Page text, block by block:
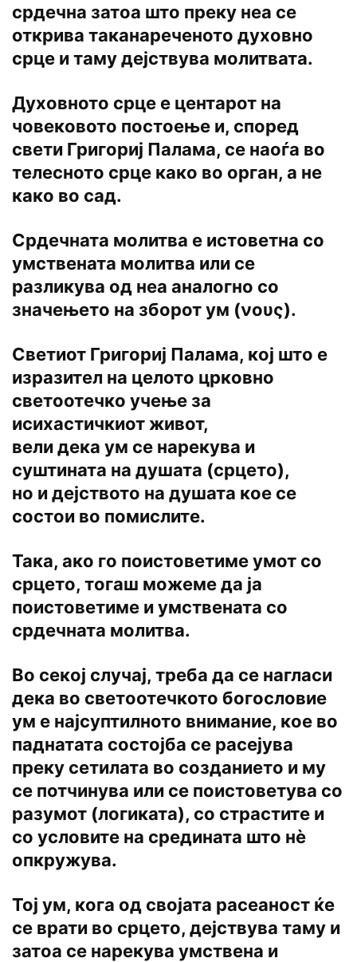
срдечна затоа што преку неа се
открива таканареченото духовно
срце и таму дејствува молитвата.
Духовното срце е центарот на
човековото постоење и, според
свети Григориј Палама, се наоѓа во
телесното срце како во орган, а не
како во сад.
Срдечната молитва е истоветна со
умствената молитва или се
разликува од неа аналогно со
значењето на зборот ум (νους).
Светиот Григориј Палама, кој што е
изразител на целото црковно
светоотечко учење за
исихастичкиот живот,
вели дека ум се нарекува и
суштината на душата (срцето),
но и дејството на душата кое се
состои во помислите.
Така, ако го поистоветиме умот со
срцето, тогаш можеме да ја
поистоветиме и умствената со
срдечната молитва.
Во секој случај, треба да се нагласи
дека во светоотечкото богословие
ум е најсуптилното внимание, кое во
паднатата состојба се расејува
преку сетилата во созданието и му
се потчинува или се поистоветува со
разумот (логиката), со страстите и
со условите на средината што нè
опкружува.
Тој ум, кога од својата расеаност ќе
се врати во срцето, дејствува таму и
затоа се нарекува умствена и